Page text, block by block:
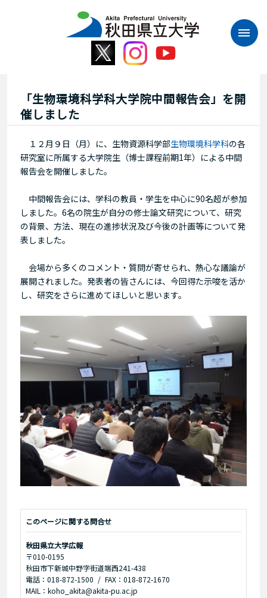
「生物環境科学科大学院中間報告会」を開
催しました
１２月９日（月）に、生物資源科学部生物環境科学科の各
研究室に所属する大学院生（博士課程前期1年）による中間
報告会を開催しました。
中間報告会には、学科の教員・学生を中心に90名超が参加
しました。6名の院生が自分の修士論文研究について、研究
の背景、方法、現在の進捗状況及び今後の計画等について発
表しました。
会場から多くのコメント・質問が寄せられ、熱心な議論が
展開されました。発表者の皆さんには、今回得た示唆を活か
し、研究をさらに進めてほしいと思います。
このページに関する問合せ
秋田県立大学広報
〒010-0195
秋田市下新城中野字街道端西241-438
電話：018-872-1500
FAX：018-872-1670
MAIL：koho_akita@akita-pu.ac.jp